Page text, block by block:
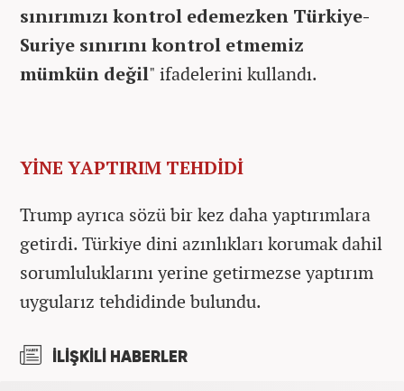
sınırımızı kontrol edemezken Türkiye-
Suriye sınırını kontrol etmemiz
mümkün değil" ifadelerini kullandı.
YİNE YAPTIRIM TEHDİDİ
Trump ayrıca sözü bir kez daha yaptırımlara
getirdi. Türkiye dini azınlıkları korumak dahil
sorumluluklarını yerine getirmezse yaptırım
uygularız tehdidinde bulundu.
İLİŞKİLİ HABERLER